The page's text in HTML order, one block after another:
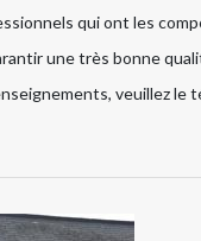
qui ont les
une très bonne
veuillez le